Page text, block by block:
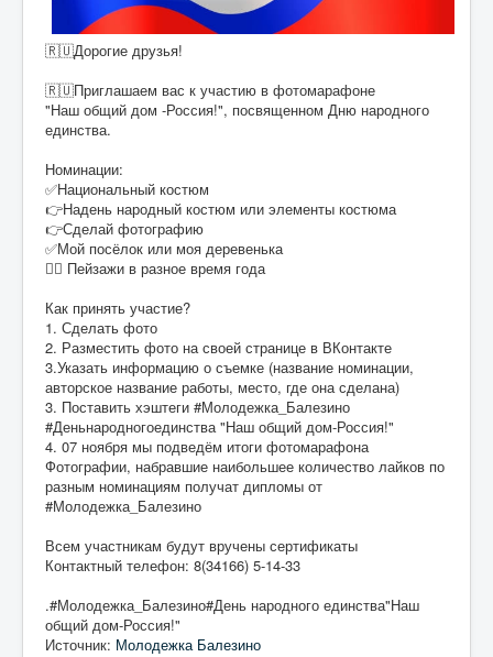
🇷🇺Дорогие друзья!
🇷🇺Приглашаем вас к участию в фотомарафоне
"Наш общий дом -Россия!", посвященном Дню народного
единства.
Номинации:
✅Национальный костюм
👉Надень народный костюм или элементы костюма
👉Сделай фотографию
✅Мой посёлок или моя деревенька
👉🏻 Пейзажи в разное время года
Как принять участие?
1. Сделать фото
2. Разместить фото на своей странице в ВКонтакте
3.Указать информацию о съемке (название номинации,
авторское название работы, место, где она сделана)
3. Поставить хэштеги #Молодежка_Балезино
#Деньнародногоединства "Наш общий дом-Россия!"
4. 07 ноября мы подведём итоги фотомарафона
Фотографии, набравшие наибольшее количество лайков по
разным номинациям получат дипломы от
#Молодежка_Балезино
Всем участникам будут вручены сертификаты
Контактный телефон: 8(34166) 5-14-33
.#Молодежка_Балезино#День народного единства"Наш
общий дом-Россия!"
Источник: Молодежка Балезино